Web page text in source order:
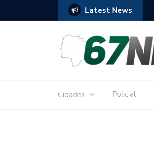
Latest News
réu por receber Pix de editora que desviou
Cidades Policial